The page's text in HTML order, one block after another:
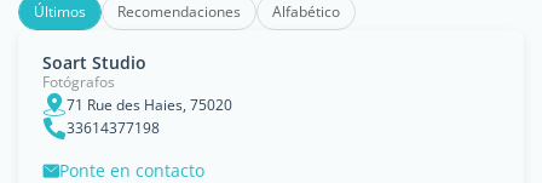
Últimos Recomendaciones Alfabético
Soart Studio
Fotógrafos
71 Rue des Haies, 75020
33614377198
Ponte en contacto